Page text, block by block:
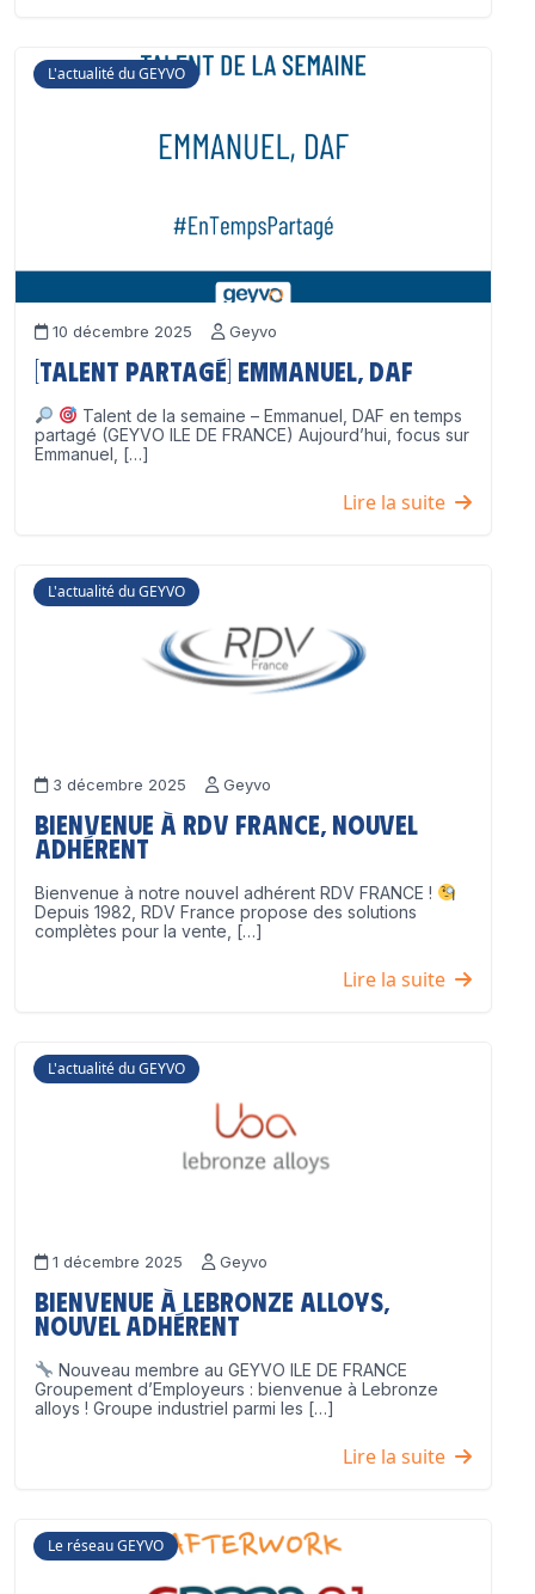
L'actualité du GEYVO
10 décembre 2025 Geyvo
[Talent partagé] Emmanuel, DAF
Talent de la semaine – Emmanuel, DAF en temps
partagé (GEYVO ILE DE FRANCE) Aujourd’hui, focus sur
Emmanuel, […]
Lire la suite
L'actualité du GEYVO
3 décembre 2025 Geyvo
Bienvenue à RDV France, nouvel
adhérent
Bienvenue à notre nouvel adhérent RDV FRANCE !
Depuis 1982, RDV France propose des solutions
complètes pour la vente, […]
Lire la suite
L'actualité du GEYVO
1 décembre 2025 Geyvo
Bienvenue à Lebronze Alloys,
nouvel adhérent
Nouveau membre au GEYVO ILE DE FRANCE
Groupement d’Employeurs : bienvenue à Lebronze
alloys ! Groupe industriel parmi les […]
Lire la suite
Le réseau GEYVO